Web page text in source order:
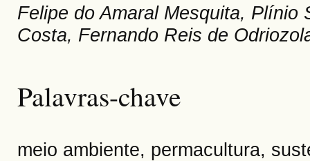
Felipe do Amaral Mesquita, Plínio
Costa, Fernando Reis de
Palavras-chave
meio ambiente, permacultura,